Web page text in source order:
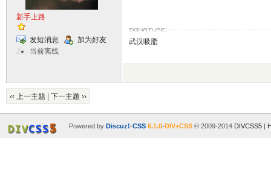
新手上路
发短消息
加为好友
当前离线
武汉吸脂
‹‹ 上一主题 下一主题 ››
Powered by Discuz!-CSS 6.1.0-DIV+CSS© 2009-2014 DIVCSS5|